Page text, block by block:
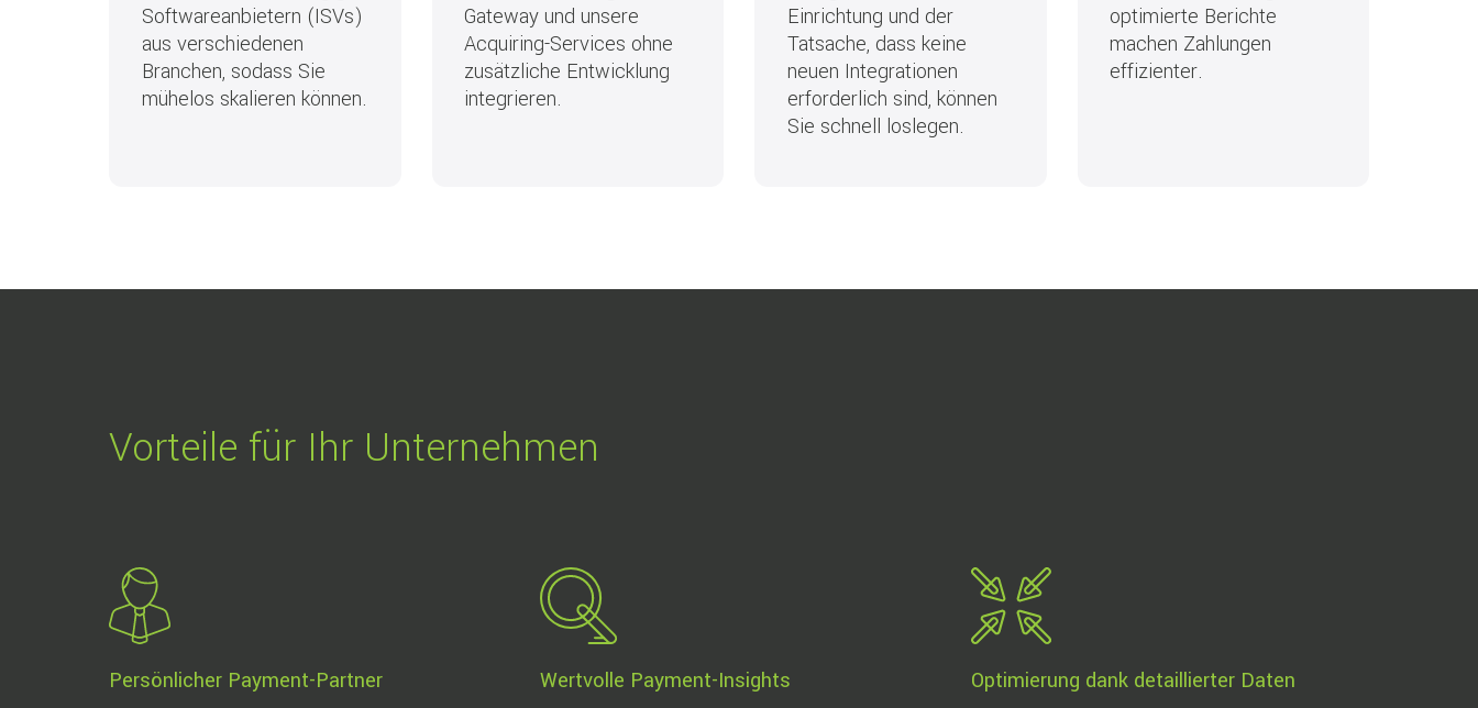
Softwareanbietern (ISVs)
aus verschiedenen
Branchen, sodass Sie
mühelos skalieren können.
Gateway und unsere
Acquiring-Services ohne
zusätzliche Entwicklung
integrieren.
Einrichtung und der
Tatsache, dass keine
neuen Integrationen
erforderlich sind, können
Sie schnell loslegen.
optimierte Berichte
machen Zahlungen
effizienter.
Vorteile für Ihr Unternehmen
Persönlicher Payment-Partner
Wertvolle Payment-Insights
Optimierung dank detaillierter Daten